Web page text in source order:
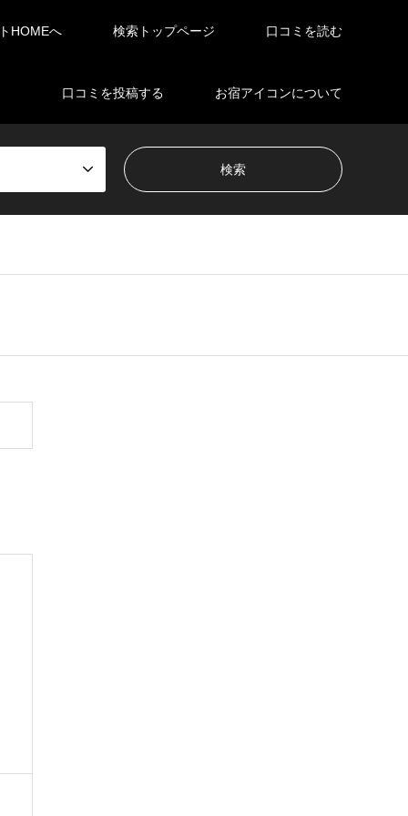
HOMEへ 検索トップページ 口コミを読む
口コミを投稿する お宿アイコンについて